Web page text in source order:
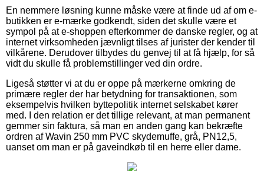
En nemmere løsning kunne måske være at finde ud af om e-
butikken er e-mærke godkendt, siden det skulle være et
sympol på at e-shoppen efterkommer de danske regler, og at
internet virksomheden jævnligt tilses af jurister der kender til
vilkårene. Derudover tilbydes du genvej til at få hjælp, for så
vidt du skulle få problemstillinger ved din ordre.
Ligeså støtter vi at du er oppe på mærkerne omkring de
primære regler der har betydning for transaktionen, som
eksempelvis hvilken byttepolitik internet selskabet kører
med. I den relation er det tillige relevant, at man permanent
gemmer sin faktura, så man en anden gang kan bekræfte
ordren af Wavin 250 mm PVC skydemuffe, grå, PN12,5,
uanset om man er på gaveindkøb til en herre eller dame.